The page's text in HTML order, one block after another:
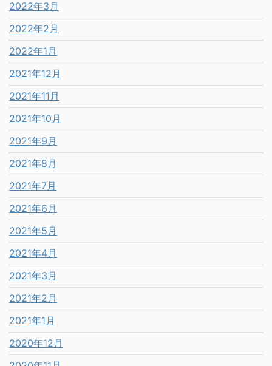
2022年3月
2022年2月
2022年1月
2021年12月
2021年11月
2021年10月
2021年9月
2021年8月
2021年7月
2021年6月
2021年5月
2021年4月
2021年3月
2021年2月
2021年1月
2020年12月